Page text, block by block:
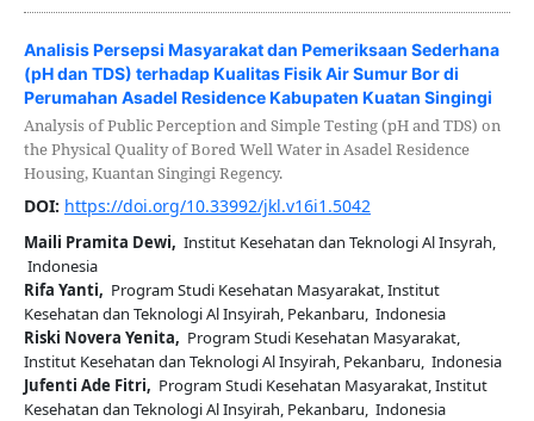
Analisis Persepsi Masyarakat dan Pemeriksaan Sederhana
(pH dan TDS) terhadap Kualitas Fisik Air Sumur Bor di
Perumahan Asadel Residence Kabupaten Kuatan Singingi
Analysis of Public Perception and Simple Testing (pH and TDS) on
the Physical Quality of Bored Well Water in Asadel Residence
Housing, Kuantan Singingi Regency.
DOI: https://doi.org/10.33992/jkl.v16i1.5042
Maili Pramita Dewi, Institut Kesehatan dan Teknologi Al Insyrah,
Indonesia
Rifa Yanti, Program Studi Kesehatan Masyarakat, Institut
Kesehatan dan Teknologi Al Insyirah, Pekanbaru, Indonesia
Riski Novera Yenita, Program Studi Kesehatan Masyarakat,
Institut Kesehatan dan Teknologi Al Insyirah, Pekanbaru, Indonesia
Jufenti Ade Fitri, Program Studi Kesehatan Masyarakat, Institut
Kesehatan dan Teknologi Al Insyirah, Pekanbaru, Indonesia